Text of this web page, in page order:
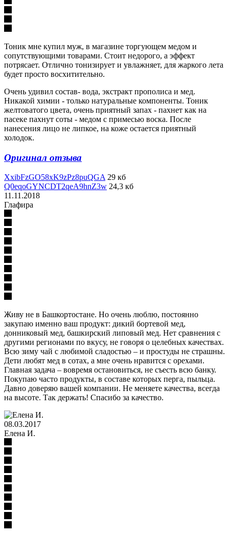
Тоник мне купил муж, в магазине торгующем медом и
сопутствующими товарами. Стоит недорого, а эффект
потрясает. Отлично тонизирует и увлажняет, для жаркого лета
будет просто восхитительно.
Очень удивил состав- вода, экстракт прополиса и мед.
Никакой химии - только натуральные компоненты. Тоник
желтоватого цвета, очень приятный запах - пахнет как на
пасеке пахнут соты - медом с примесью воска. После
нанесения лицо не липкое, на коже остается приятный
холодок.
Оригинал отзыва
XxibFzGO58xK9zPz8puQGA 29 кб
Q0eqoGYNCDT2qeA9hnZ3w 24,3 кб
11.11.2018
Глафира
Живу не в Башкортостане. Но очень люблю, постоянно
закупаю именно ваш продукт: дикий бортевой мед,
донниковый мед, башкирский липовый мед. Нет сравнения с
другими регионами по вкусу, не говоря о целебных качествах.
Всю зиму чай с любимой сладостью – и простуды не страшны.
Дети любят мед в сотах, а мне очень нравится с орехами.
Главная задача – вовремя остановиться, не съесть всю банку.
Покупаю часто продукты, в составе которых перга, пыльца.
Давно доверяю вашей компании. Не меняете качества, всегда
на высоте. Так держать! Спасибо за качество.
08.03.2017
Елена И.